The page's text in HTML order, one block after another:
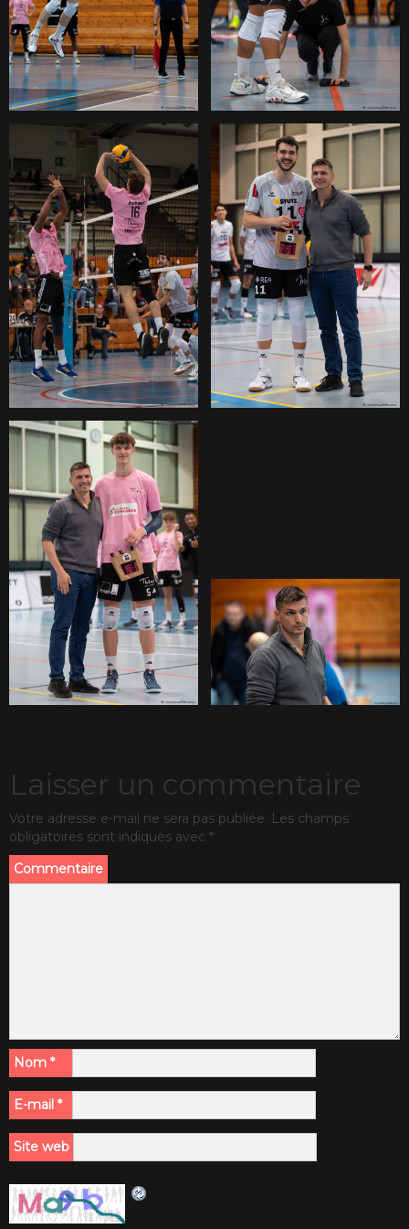
Laisser un commentaire
Votre adresse e-mail ne sera pas publiée. Les champs
obligatoires sont indiqués avec *
Commentaire
Nom *
E-mail *
Site web